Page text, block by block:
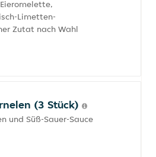
Limetten-
Zutat nach Wahl
(3 Stück)
und Süß-Sauer-Sauce